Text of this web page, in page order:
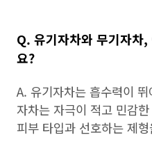
Q. 유기자차와 무기자차
요?
A. 유기자차는 흡수력이
자차는 자극이 적고 민감
피부 타입과 선호하는 제